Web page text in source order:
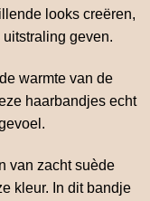
looks creëren,
geven.
warmte van de
haarbandjes echt
van zacht suède
kleur. In dit bandje